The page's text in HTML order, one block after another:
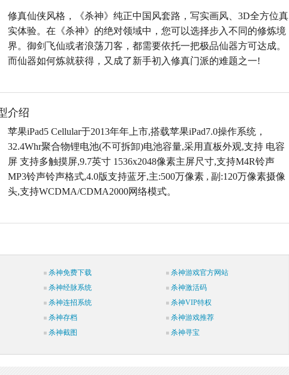
修真仙侠风格，《杀神》纯正中国风套路，写实画风、3D全方位真
实体验。在《杀神》的绝对领域中，您可以选择步入不同的修炼境
界。御剑飞仙或者浪荡刀客，都需要依托一把极品仙器方可达成。
而仙器如何炼就获得，又成了新手初入修真门派的难题之一!
介绍
苹果iPad5 Cellular于2013年年上市,搭载苹果iPad7.0操作系统，
32.4Whr聚合物锂电池(不可拆卸)电池容量,采用直板外观,支持 电容
屏 支持多触摸屏,9.7英寸 1536x2048像素主屏尺寸,支持M4R铃声
MP3铃声铃声格式,4.0版支持蓝牙,主:500万像素 , 副:120万像素摄像
头,支持WCDMA/CDMA2000网络模式。
杀神免费下载
杀神游戏官方网站
杀神经脉系统
杀神激活码
杀神连招系统
杀神VIP特权
杀神存档
杀神游戏推荐
杀神截图 杀神寻宝